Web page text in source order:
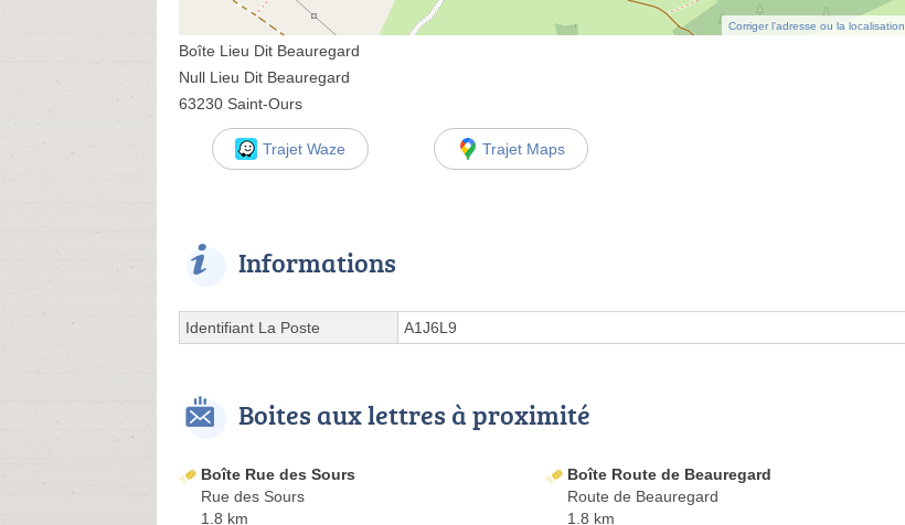
Corriger l’adresse ou la localisation
Boîte Lieu Dit Beauregard
Null Lieu Dit Beauregard
63230 Saint-Ours
Trajet Waze Trajet Maps
Informations
Identifiant La Poste A1J6L9
Boites aux lettres à proximité
Boîte Rue des Sours
Rue des Sours
1.8 km
Boîte Route de Beauregard
Route de Beauregard
1.8 km